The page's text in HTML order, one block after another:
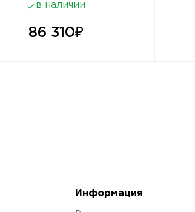
в наличии
86 310₽
Информация